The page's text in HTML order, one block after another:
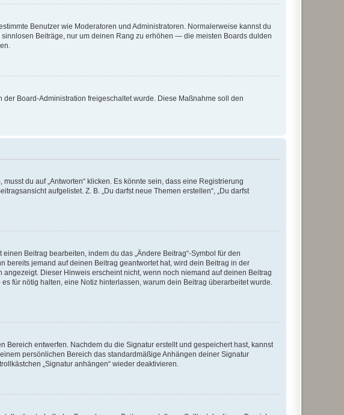
Benutzer wie Moderatoren und Administratoren. Normalerweise kannst du
Beiträge, nur um deinen Rang zu erhöhen — die meisten Boards dulden
Board-Administration freigeschaltet wurde. Diese Maßnahme soll den
du auf „Antworten“ klicken. Es könnte sein, dass eine Registrierung
aufgelistet. Z. B. „Du darfst neue Themen erstellen“, „Du darfst
Beitrag bearbeiten, indem du das „Ändere Beitrag“-Symbol für den
bereits jemand auf deinen Beitrag geantwortet hat, wird dein Beitrag in der
Dieser Hinweis erscheint nicht, wenn noch niemand auf deinen Beitrag
für nötig halten, eine Notiz hinterlassen, warum dein Beitrag überarbeitet wurde.
entwerfen. Nachdem du die Signatur erstellt und gespeichert hast, kannst
persönlichen Bereich das standardmäßige Anhängen deiner Signatur
„Signatur anhängen“ wieder deaktivieren.